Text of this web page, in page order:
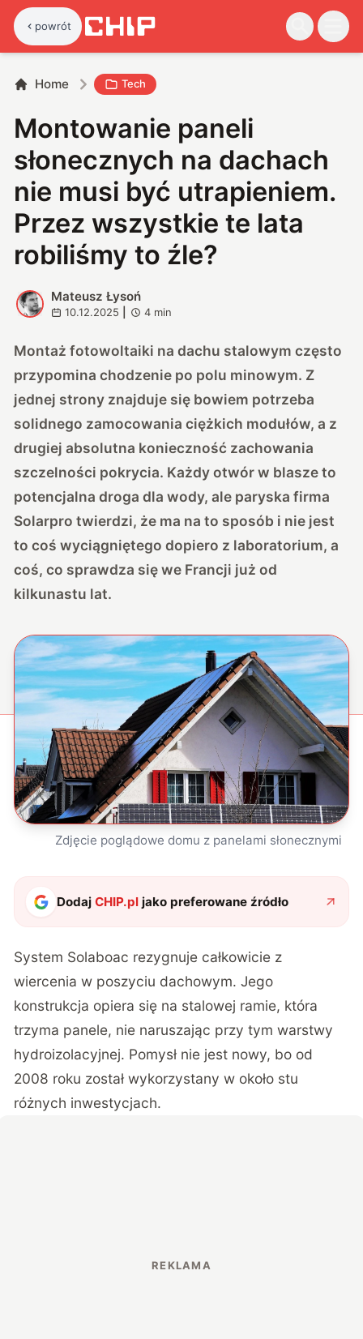
powrót
Home Tech
Montowanie paneli
słonecznych na dachach
nie musi być utrapieniem.
Przez wszystkie te lata
robiliśmy to źle?
M
Mateusz Łysoń
10.12.2025 4 min
Montaż fotowoltaiki na dachu stalowym często
przypomina chodzenie po polu minowym. Z
jednej strony znajduje się bowiem potrzeba
solidnego zamocowania ciężkich modułów, a z
drugiej absolutna konieczność zachowania
szczelności pokrycia. Każdy otwór w blasze to
potencjalna droga dla wody, ale paryska firma
Solarpro twierdzi, że ma na to sposób i nie jest
to coś wyciągniętego dopiero z laboratorium, a
coś, co sprawdza się we Francji już od
kilkunastu lat.
Zdjęcie poglądowe domu z panelami słonecznymi
DodajCHIP.pl jako preferowane źródło
System Solaboac rezygnuje całkowicie z
wiercenia w poszyciu dachowym. Jego
konstrukcja opiera się na stalowej ramie, która
trzyma panele, nie naruszając przy tym warstwy
hydroizolacyjnej. Pomysł nie jest nowy, bo od
2008 roku został wykorzystany w około stu
różnych inwestycjach.